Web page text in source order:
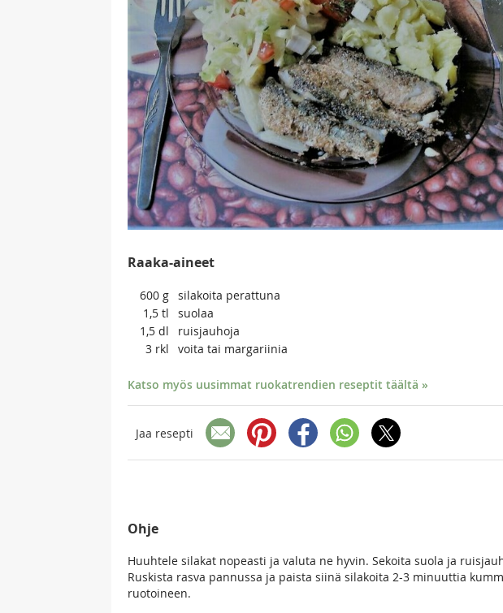
Raaka-aineet
600 g silakoita perattuna
1,5 tl
suolaa
1,5 dl
ruisjauhoja
3 rkl voita tai margariinia
Katso myös uusimmat ruokatrendien reseptit täältä »
Jaa resepti
Ohje
Huuhtele silakat nopeasti ja valuta ne hyvin. Sekoita suola ja
Ruskista rasva pannussa ja paista siinä silakoita 2-3 minuuttia
ruotoineen.